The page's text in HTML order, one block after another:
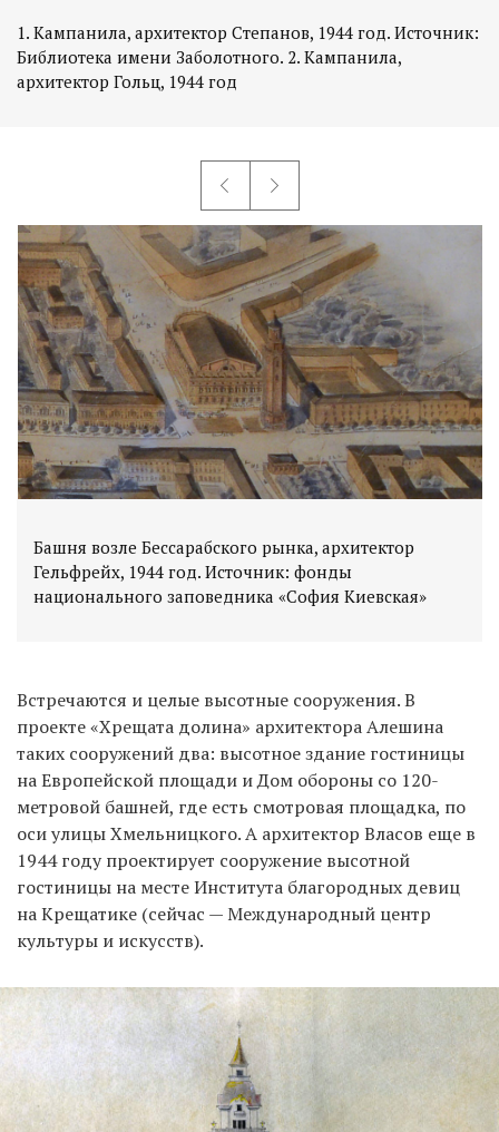
1. Кампанила, архитектор Степанов, 1944 год. Источник:
Библиотека имени Заболотного. 2. Кампанила,
архитектор Гольц, 1944 год
Башня возле Бессарабского рынка, архитектор
Гельфрейх, 1944 год. Источник: фонды
национального заповедника «София Киевская»
Встречаются и целые высотные сооружения. В
проекте «Хрещата долина» архитектора Алешина
таких сооружений два: высотное здание гостиницы
на Европейской площади и Дом обороны со 120-
метровой башней, где есть смотровая площадка, по
оси улицы Хмельницкого. А архитектор Власов еще в
1944 году проектирует сооружение высотной
гостиницы на месте Института благородных девиц
на Крещатике (сейчас — Международный центр
культуры и искусств).